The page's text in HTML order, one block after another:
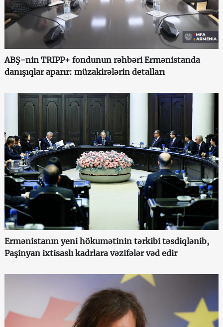
ABŞ-nin TRIPP+ fondunun rəhbəri Ermənistanda
danışıqlar aparır: müzakirələrin detalları
Ermənistanın yeni hökumətinin tərkibi təsdiqlənib,
Paşinyan ixtisaslı kadrlara vəzifələr vəd edir